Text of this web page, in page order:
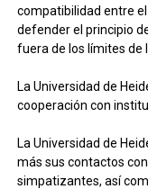
compatibilidad entre
defender el principio
fuera de los límites de
La Universidad de
cooperación con
La Universidad de
más sus contactos
simpatizantes, así